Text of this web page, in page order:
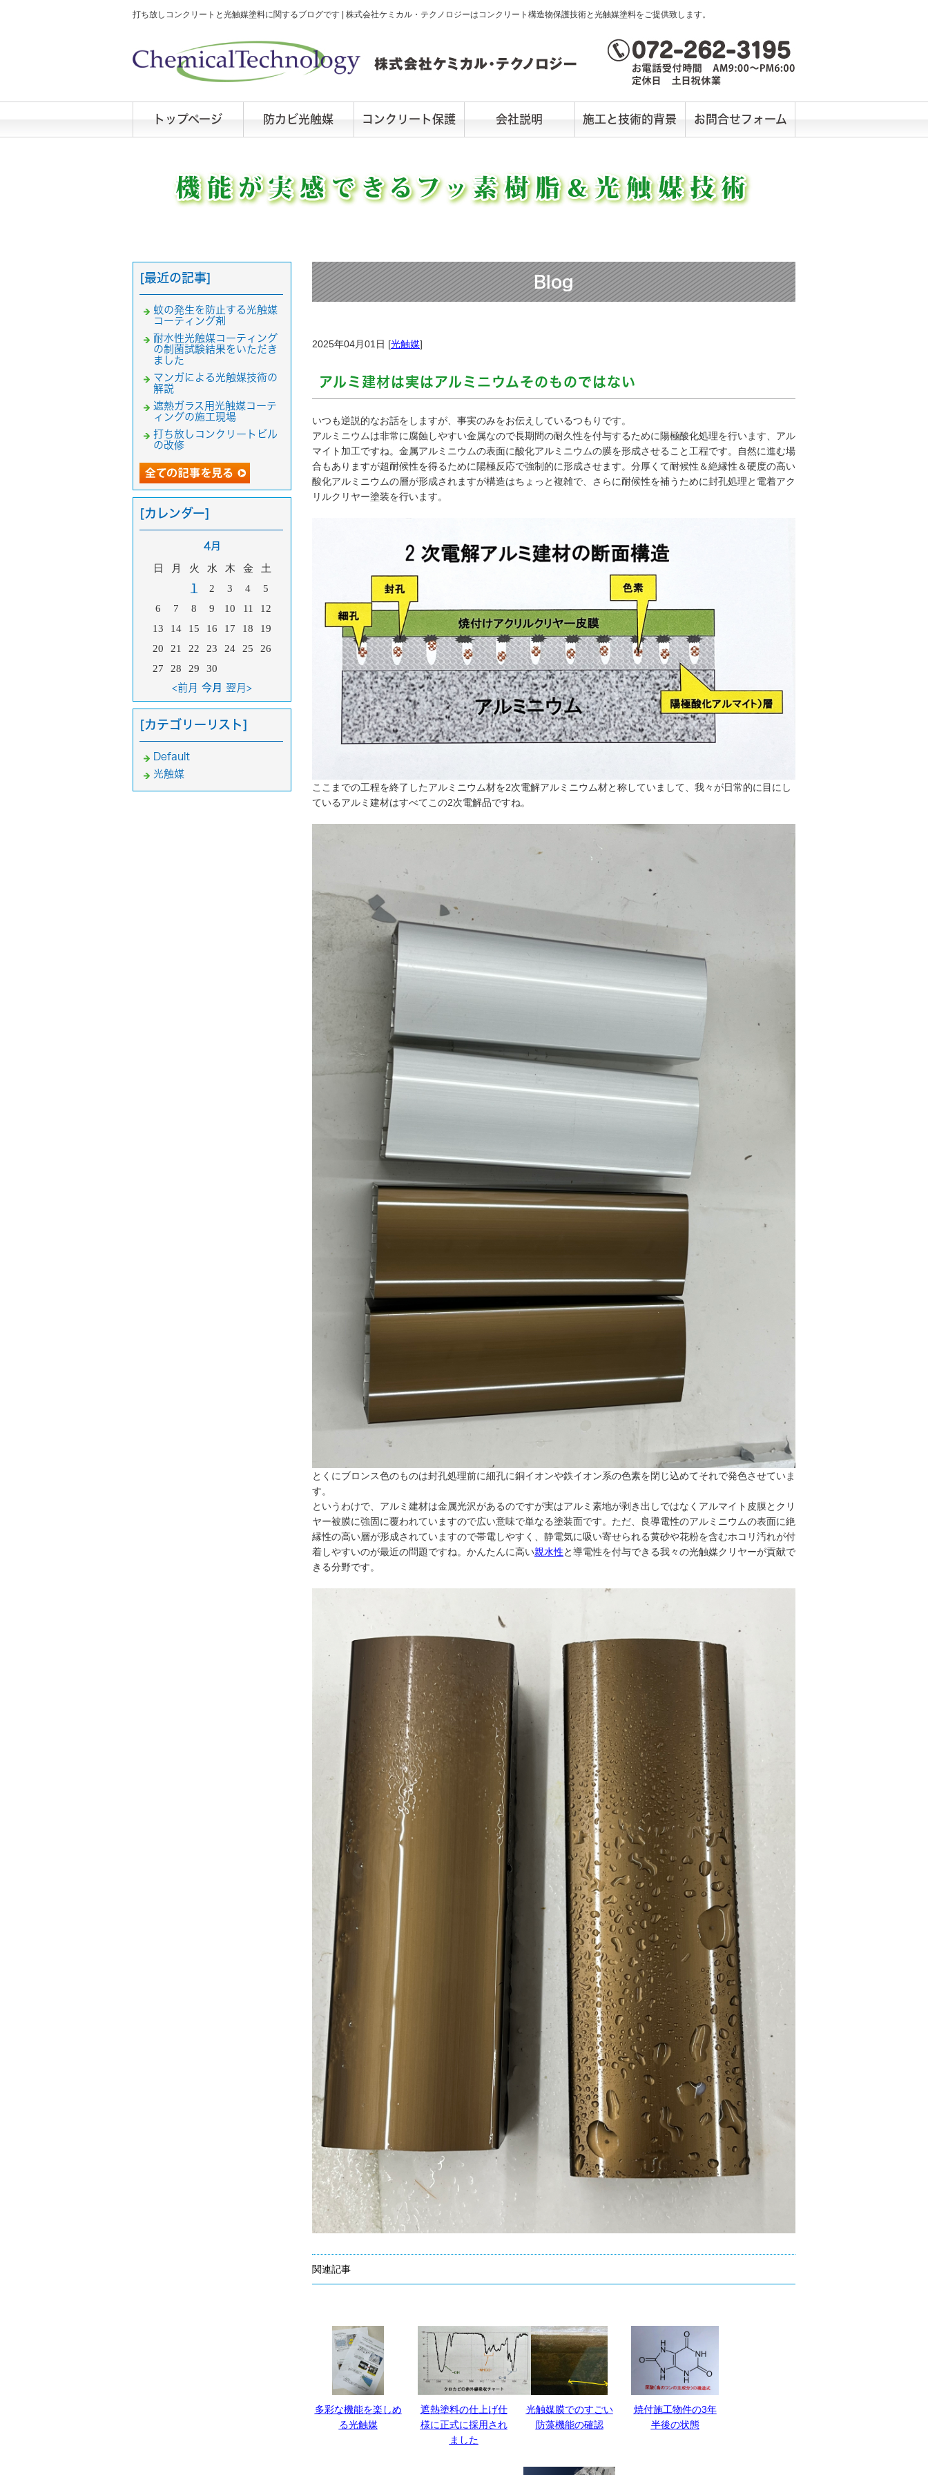
打ち放しコンクリートと光触媒塗料に関するブログです | 株式会社ケミカル・テクノロジーはコンクリート構造物保護技術と光触媒塗料をご提供致します。
トップページ 防カビ光触媒 コンクリート保護 会社説明 施工と技術的背景 お問合せフォーム
Blog
2025年04月01日 [光触媒]
アルミ建材は実はアルミニウムそのものではない
いつも逆説的なお話をしますが、事実のみをお伝えしているつもりです。
アルミニウムは非常に腐蝕しやすい金属なので長期間の耐久性を付与するために陽極酸化処理を行います、アル
マイト加工ですね。金属アルミニウムの表面に酸化アルミニウムの膜を形成させること工程です。自然に進む場
合もありますが超耐候性を得るために陽極反応で強制的に形成させます。分厚くて耐候性＆絶縁性＆硬度の高い
酸化アルミニウムの層が形成されますが構造はちょっと複雑で、さらに耐候性を補うために封孔処理と電着アク
リルクリヤー塗装を行います。
ここまでの工程を終了したアルミニウム材を2次電解アルミニウム材と称していまして、我々が日常的に目にし
ているアルミ建材はすべてこの2次電解品ですね。
とくにブロンス色のものは封孔処理前に細孔に銅イオンや鉄イオン系の色素を閉じ込めてそれで発色させていま
す。
というわけで、アルミ建材は金属光沢があるのですが実はアルミ素地が剥き出しではなくアルマイト皮膜とクリ
ヤー被膜に強固に覆われていますので広い意味で単なる塗装面です。ただ、良導電性のアルミニウムの表面に絶
縁性の高い層が形成されていますので帯電しやすく、静電気に吸い寄せられる黄砂や花粉を含むホコリ汚れが付
着しやすいのが最近の問題ですね。かんたんに高い親水性と導電性を付与できる我々の光触媒クリヤーが貢献で
きる分野です。
関連記事
多彩な機能を楽しめ
る光触媒
遮熱塗料の仕上げ仕
様に正式に採用され
ました
光触媒膜でのすごい
防藻機能の確認
焼付施工物件の3年
半後の状態
[最近の記事]
蚊の発生を防止する光触媒
コーティング剤
耐水性光触媒コーティング
の制菌試験結果をいただき
ました
マンガによる光触媒技術の
解説
遮熱ガラス用光触媒コーテ
ィングの施工現場
打ち放しコンクリートビル
の改修
[カレンダー]
4月
日 月 火 水 木 金 土
1 2 3 4
5
6
7 8 9 10 11
12
13
14 15 16 17 18
19
20
21 22 23 24 25
26
27
28 29 30
<前月 今月 翌月>
[カテゴリーリスト]
Default
光触媒